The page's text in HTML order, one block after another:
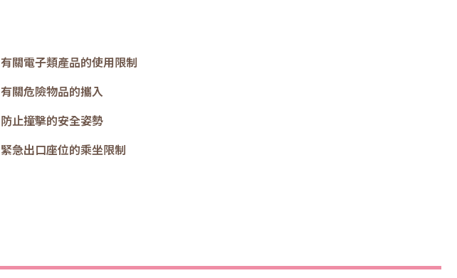
有關電子類產品的使用限制
有關危險物品的攜入
防止撞擊的安全姿勢
緊急出口座位的乘坐限制